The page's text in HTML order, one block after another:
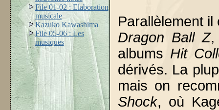
File 01-02 : Elaboration
musicale
Kazuko Kawashima
File 05-06 : Les
musiques
Parallèlement
Dragon Ball Z,
albums Hit
dérivés. La
mais on
Shock, où